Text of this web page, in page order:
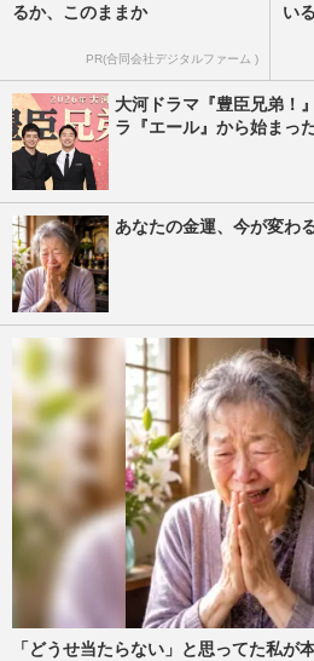
るか、このままか
PR(合同会社デジタルファーム )
い
大河ドラマ『豊臣兄弟！
ラ『エール』から始まっ
あなたの金運、今が変わ
「どうせ当たらない」と思ってた私が